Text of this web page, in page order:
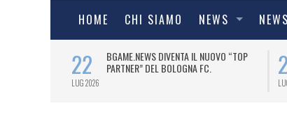
HOME CHI SIAMO NEWS
22
LUG 2026
BGAME.NEWS DIVENTA IL NUOVO “TOP
PARTNER” DEL BOLOGNA FC.